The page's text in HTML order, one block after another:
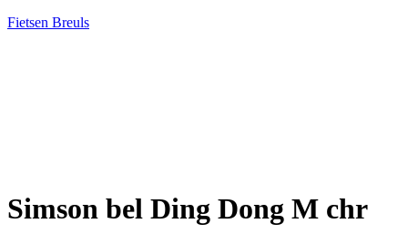
Fietsen Breuls
Simson bel Ding Dong M chr